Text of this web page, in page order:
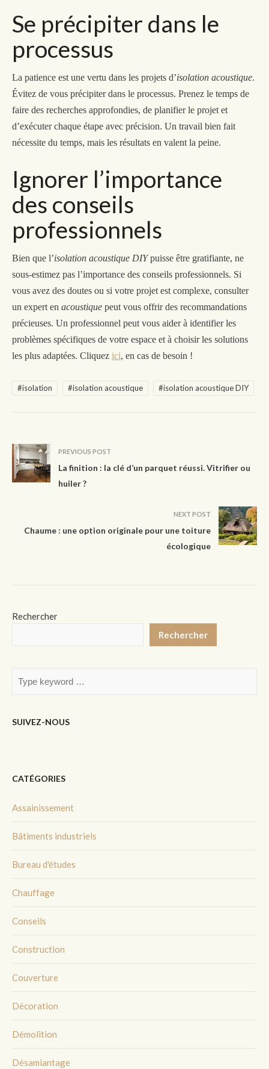
Se précipiter dans le
processus
La patience est une vertu dans les projets d’isolation acoustique.
Évitez de vous précipiter dans le processus. Prenez le temps de
faire des recherches approfondies, de planifierle projet et
d’exécuter chaque étape avec précision. Un travail bien fait
nécessite du temps, mais les résultats en valent la peine.
Ignorer l’importance
des conseils
professionnels
Bien que l’isolation acoustique DIYpuisse être gratifiante, ne
sous-estimez pas l’importance des conseils professionnels. Si
vous avez des doutes ou si votre projet est complexe, consulter
un expert en acoustique peut vous offrir des recommandations
précieuses. Un professionnel peut vous aider à identifier les
problèmes spécifiques de votre espace et à choisir les solutions
les plus adaptées. Cliquez ici, en cas de besoin !
#isolation #isolation acoustique #isolation acoustique DIY
PREVIOUS POST
La finition : la clé d’un parquet réussi. Vitrifier ou
huiler ?
NEXT POST
Chaume : une option originale pour une toiture
écologique
Rechercher
Rechercher
SUIVEZ-NOUS
CATÉGORIES
Assainissement
Bâtiments industriels
Bureau d'études
Chauffage
Conseils
Construction
Couverture
Décoration
Démolition
Désamiantage